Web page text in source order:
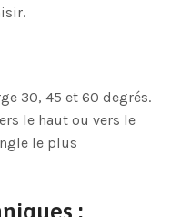
30, 45 et 60 degrés.
le haut ou vers le
le plus